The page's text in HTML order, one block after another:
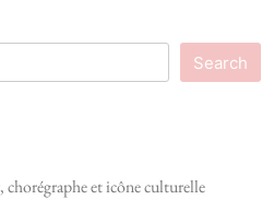
Search
et icône culturelle